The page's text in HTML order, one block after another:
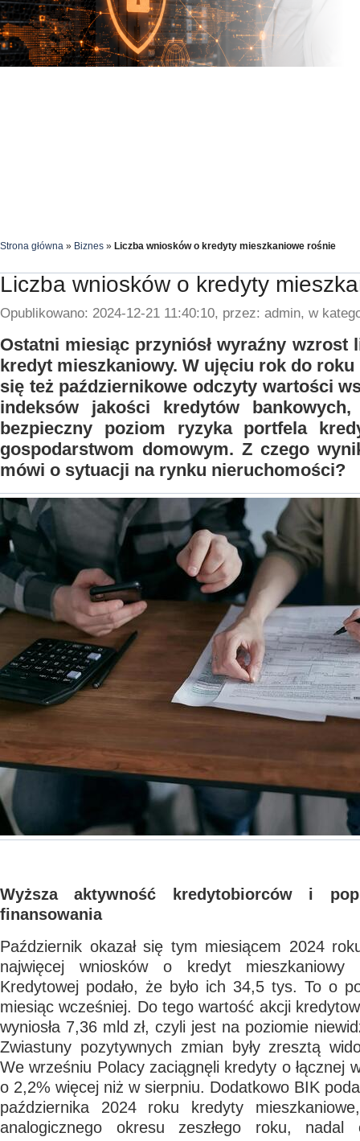
Strona główna » Biznes » Liczba wniosków o kredyty mieszkaniowe rośnie
Liczba wniosków o kredyty
Opublikowano: 2024-12-21 11:40:10, przez: admin, w
Ostatni miesiąc przyniósł wyraźny wzrost
kredyt mieszkaniowy. W ujęciu rok do roku
się też październikowe odczyty wartości
indeksów jakości kredytów
bezpieczny poziom ryzyka portfela
gospodarstwom domowym. Z czego
mówi o sytuacji na rynku nieruchomości?
Wyższa aktywność kredytobiorców i
finansowania
Październik okazał się tym miesiącem 2024
najwięcej wniosków o kredyt
Kredytowej podało, że było ich 34,5 tys. To o
miesiąc wcześniej. Do tego wartość akcji
wyniosła 7,36 mld zł, czyli jest na poziomie
Zwiastuny pozytywnych zmian były zresztą
We wrześniu Polacy zaciągnęli kredyty o łącznej
o 2,2% więcej niż w sierpniu. Dodatkowo BIK
października 2024 roku kredyty
analogicznego okresu zeszłego roku, nadal